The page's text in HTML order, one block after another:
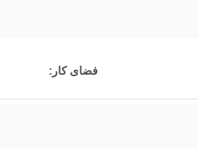
فضای کار: